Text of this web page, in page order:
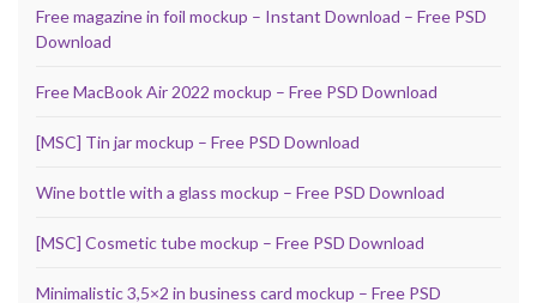
Free magazine in foil mockup – Instant Download – Free PSD
Download
Free MacBook Air 2022 mockup – Free PSD Download
[MSC] Tin jar mockup – Free PSD Download
Wine bottle with a glass mockup – Free PSD Download
[MSC] Cosmetic tube mockup – Free PSD Download
Minimalistic 3,5×2 in business card mockup – Free PSD